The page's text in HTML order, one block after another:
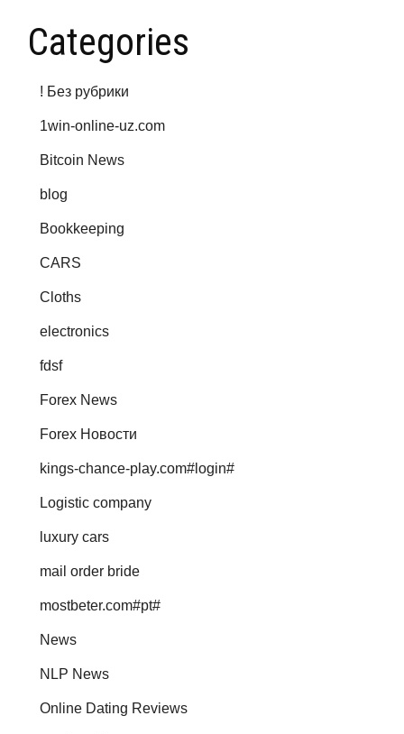
Categories
! Без рубрики
1win-online-uz.com
Bitcoin News
blog
Bookkeeping
CARS
Cloths
electronics
fdsf
Forex News
Forex Новости
kings-chance-play.com#login#
Logistic company
luxury cars
mail order bride
mostbeter.com#pt#
News
NLP News
Online Dating Reviews